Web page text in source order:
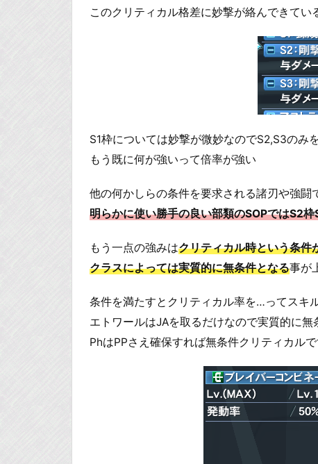
このクリティカル格差に妙撃が絡んできてい
S1枠については妙撃が微妙なのでS2,S3のみ
もう既に何が強いって倍率が強い
他の何かしらの条件を要求される諸刃や強闘
明らかに使い勝手の良い部類のSOPではS2
もう一点の強みはクリティカル時という条件
クラスによっては実質的に無条件となる事が
条件を満たすとクリティカル率を…ってスキ
エトワールはJAを取るだけなので実質的に無
PhはPPさえ確保すれば無条件クリティカル